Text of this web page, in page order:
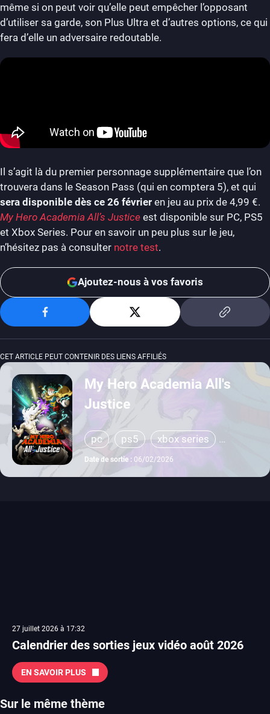
même si on peut voir qu’elle peut empêcher l’opposant
d’utiliser sa garde, son Plus Ultra et d’autres options, ce qui
fera d’elle un adversaire redoutable.
Il s’agit là du premier personnage supplémentaire que l’on
trouvera dans le Season Pass (qui en comptera 5), et qui
sera disponible dès ce 26 février en jeu au prix de 4,99 €.
My Hero Academia All’s Justice est disponible sur PC, PS5
et Xbox Series. Pour en savoir un peu plus sur le jeu,
n’hésitez pas à consulter notre test.
Ajoutez-nous à vos favoris
CET ARTICLE PEUT CONTENIR DES LIENS AFFILIÉS
My Hero Academia All's
Justice
pc ps5
xbox series
switch 2
Date de sortie : 06/02/2026
27 juillet 2026 à 17:32
Calendrier des sorties jeux vidéo août 2026
EN SAVOIR PLUS
Sur le même thème